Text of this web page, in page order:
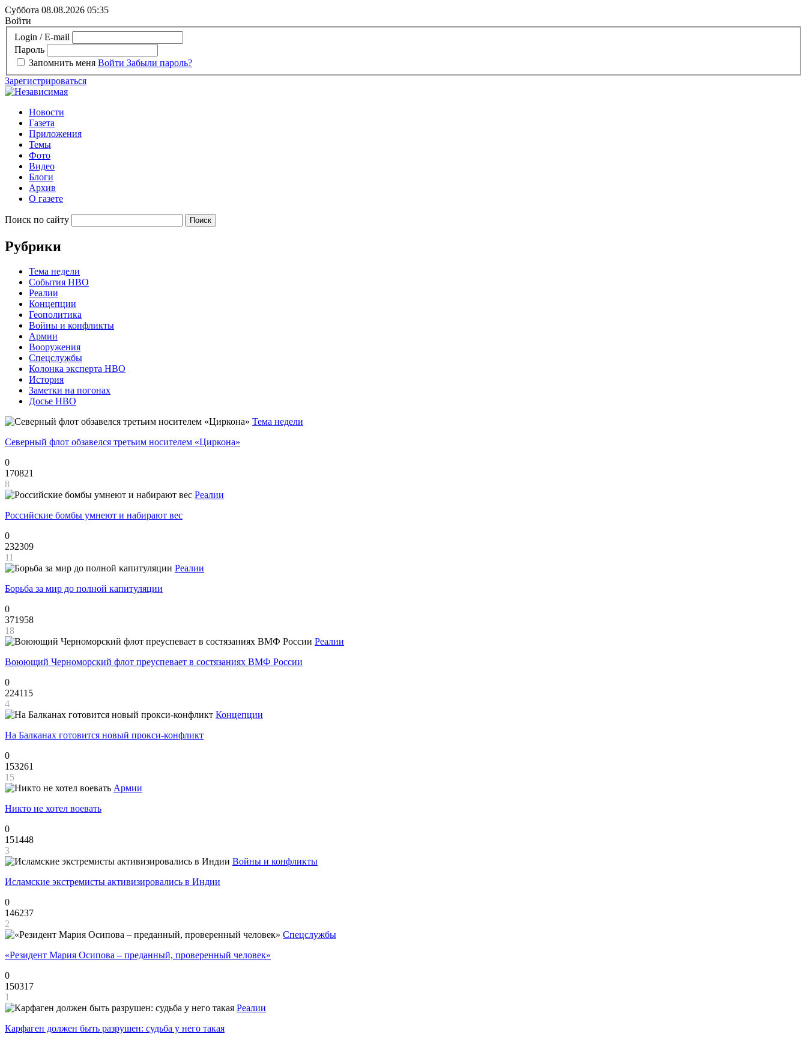
Суббота 08.08.2026 05:35
Войти
Login / E-mail
Пароль
Запомнить меня Войти Забыли пароль?
Зарегистрироваться
Новости
Газета
Приложения
Темы
Фото
Видео
Блоги
Архив
О газете
Поиск по сайту
Рубрики
Тема недели
События НВО
Реалии
Концепции
Геополитика
Войны и конфликты
Армии
Вооружения
Спецслужбы
Колонка эксперта НВО
История
Заметки на погонах
Досье НВО
Тема недели
Северный флот обзавелся третьим носителем «Циркона»
0
170821
8
Реалии
Российские бомбы умнеют и набирают вес
0
232309
11
Реалии
Борьба за мир до полной капитуляции
0
371958
18
Реалии
Воюющий Черноморский флот преуспевает в состязаниях ВМФ России
0
224115
4
Концепции
На Балканах готовится новый прокси-конфликт
0
153261
15
Армии
Никто не хотел воевать
0
151448
3
Войны и конфликты
Исламские экстремисты активизировались в Индии
0
146237
2
Спецслужбы
«Резидент Мария Осипова – преданный, проверенный человек»
0
150317
1
Реалии
Карфаген должен быть разрушен: судьба у него такая